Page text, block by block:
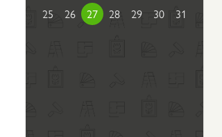
25
26 27 28 29 30 31